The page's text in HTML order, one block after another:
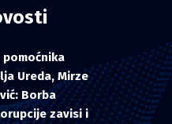
Ureda, Mirze
Borba
zavisi i